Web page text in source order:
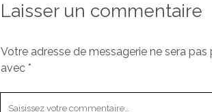
Laisser un commentaire
Votre adresse de messagerie ne sera pas
avec*